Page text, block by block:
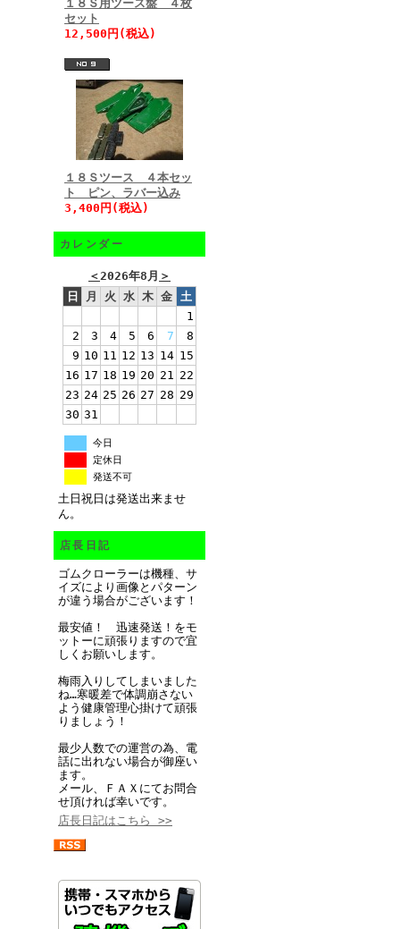
１８Ｓ用ツース盤 ４枚
セット
12,500円(税込)
１８Ｓツース ４本セッ
ト ピン、ラバー込み
3,400円(税込)
カレンダー
＜2026年8月 ＞
日
月 火 水 木 金 土
1
2
3 4 5 6 7
8
9 10 11 12 13 14 15
16 17 18 19 20 21 22
23 24 25 26 27 28 29
30 31
今日
定休日
発送不可
土日祝日は発送出来ませ
ん。
店長日記
ゴムクローラーは機種、サ
イズにより画像とパターン
が違う場合がございます！
最安値！ 迅速発送！をモ
ットーに頑張りますので宜
しくお願いします。
梅雨入りしてしまいました
ね…寒暖差で体調崩さない
よう健康管理心掛けて頑張
りましょう！
最少人数での運営の為、電
話に出れない場合が御座い
ます。
メール、ＦＡＸにてお問合
せ頂ければ幸いです。
店長日記はこちら >>